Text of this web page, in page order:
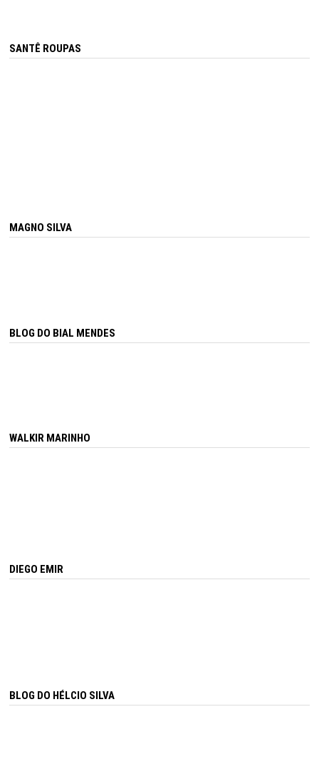
SANTÊ ROUPAS
MAGNO SILVA
BLOG DO BIAL MENDES
WALKIR MARINHO
DIEGO EMIR
BLOG DO HÉLCIO SILVA